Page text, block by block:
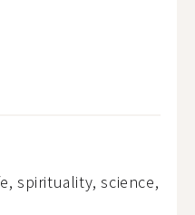
spirituality, science,